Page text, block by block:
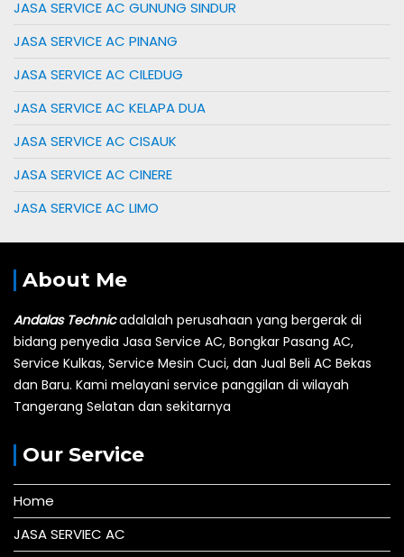
JASA SERVICE AC GUNUNG SINDUR
JASA SERVICE AC PINANG
JASA SERVICE AC CILEDUG
JASA SERVICE AC KELAPA DUA
JASA SERVICE AC CISAUK
JASA SERVICE AC CINERE
JASA SERVICE AC LIMO
About Me
Andalas Technicadalalah perusahaan yang bergerak di
bidang penyedia Jasa Service AC, Bongkar Pasang AC,
Service Kulkas, Service Mesin Cuci, dan Jual Beli AC Bekas
dan Baru. Kami melayani service panggilan di wilayah
Tangerang Selatan dan sekitarnya
Our Service
Home
JASA SERVIEC AC